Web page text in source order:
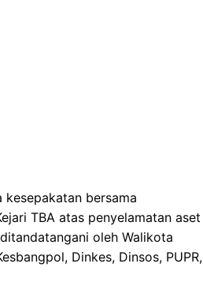
kesepakatan bersama
TBA atas penyelamatan aset
oleh Walikota
Dinkes, Dinsos, PUPR,